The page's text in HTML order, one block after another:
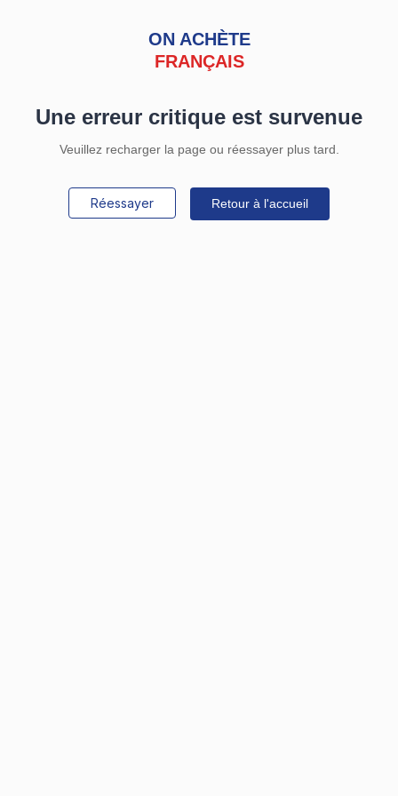
ON ACHÈTE
FRANÇAIS
Une erreur critique est survenue
Veuillez recharger la page ou réessayer plus tard.
Réessayer Retour à l'accueil